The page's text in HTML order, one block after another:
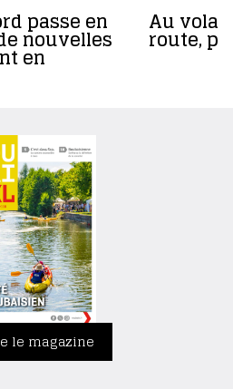
passe en
nouvelles
en
Au
route,
le magazine